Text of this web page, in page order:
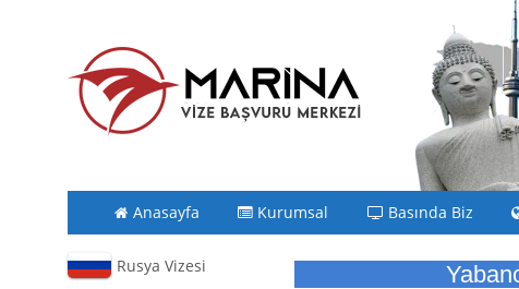
Anasayfa Kurumsal Basında Biz
Rusya Vizesi